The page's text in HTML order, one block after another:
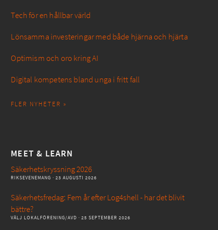
Tech för en hållbar värld
Lönsamma investeringar med både hjärna och hjärta
Optimism och oro kring AI
Digital kompetens bland unga i fritt fall
FLER NYHETER »
MEET & LEARN
Säkerhetskryssning 2026
RIKSEVENEMANG · 23 AUGUSTI 2026
Säkerhetsfredag: Fem år efter Log4shell - har det blivit
bättre?
VÄLJ LOKALFÖRENING/AVD · 25 SEPTEMBER 2026